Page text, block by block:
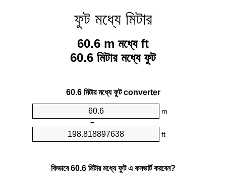
ফুট মধ্যে মিটার
60.6 m মধ্যে ft
60.6 মিটার মধ্যে ফুট
60.6 মিটার মধ্যে ফুট converter
m
=
ft
কিভাবে 60.6 মিটার মধ্যে ফুট এ কনভার্ট করবেন?